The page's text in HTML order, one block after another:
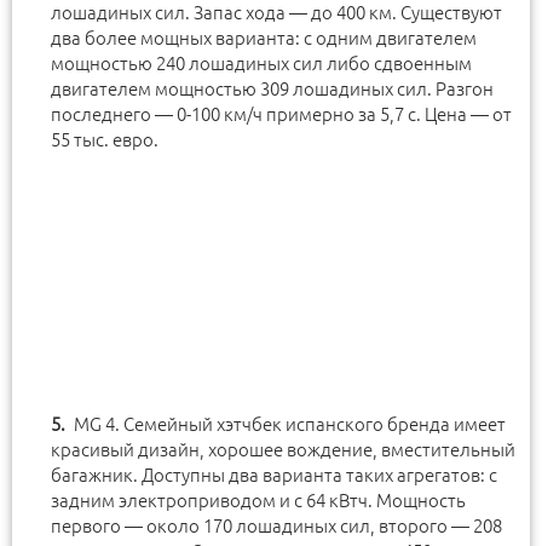
лошадиных сил. Запас хода — до 400 км. Существуют
два более мощных варианта: с одним двигателем
мощностью 240 лошадиных сил либо сдвоенным
двигателем мощностью 309 лошадиных сил. Разгон
последнего — 0-100 км/ч примерно за 5,7 с. Цена — от
55 тыс. евро.
MG 4. Семейный хэтчбек испанского бренда имеет
красивый дизайн, хорошее вождение, вместительный
багажник. Доступны два варианта таких агрегатов: с
задним электроприводом и с 64 кВтч. Мощность
первого — около 170 лошадиных сил, второго — 208